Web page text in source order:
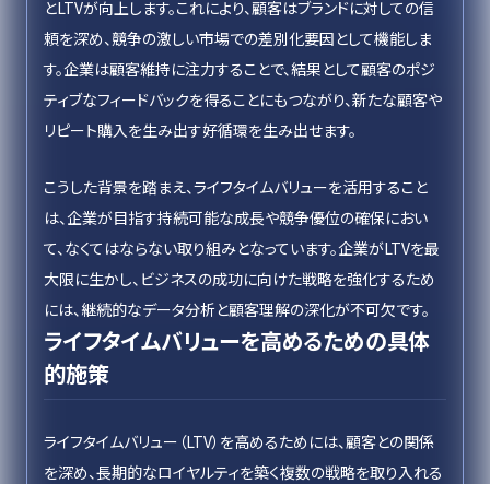
とLTVが向上します。これにより、顧客はブランドに対しての信
頼を深め、競争の激しい市場での差別化要因として機能しま
す。企業は顧客維持に注力することで、結果として顧客のポジ
ティブなフィードバックを得ることにもつながり、新たな顧客や
リピート購入を生み出す好循環を生み出せます。
こうした背景を踏まえ、ライフタイムバリューを活用すること
は、企業が目指す持続可能な成長や競争優位の確保におい
て、なくてはならない取り組みとなっています。企業がLTVを最
大限に生かし、ビジネスの成功に向けた戦略を強化するため
には、継続的なデータ分析と顧客理解の深化が不可欠です。
ライフタイムバリューを高めるための具体
的施策
ライフタイムバリュー（LTV）を高めるためには、顧客との関係
を深め、長期的なロイヤルティを築く複数の戦略を取り入れる